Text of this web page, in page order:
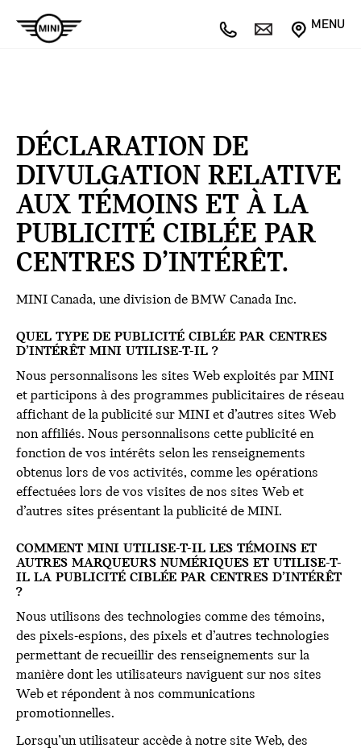
MENU
DÉCLARATION DE
DIVULGATION RELATIVE
AUX TÉMOINS ET À LA
PUBLICITÉ CIBLÉE PAR
CENTRES D’INTÉRÊT.
MINI Canada, une division de BMW Canada Inc.
QUEL TYPE DE PUBLICITÉ CIBLÉE PAR CENTRES
D’INTÉRÊT MINI UTILISE-T-IL ?
Nous personnalisons les sites Web exploités par MINI
et participons à des programmes publicitaires de réseau
affichant de la publicité sur MINI et d’autres sites Web
non affiliés. Nous personnalisons cette publicité en
fonction de vos intérêts selon les renseignements
obtenus lors de vos activités, comme les opérations
effectuées lors de vos visites de nos sites Web et
d’autres sites présentant la publicité de MINI.
COMMENT MINI UTILISE-T-IL LES TÉMOINS ET
AUTRES MARQUEURS NUMÉRIQUES ET UTILISE-T-
IL LA PUBLICITÉ CIBLÉE PAR CENTRES D’INTÉRÊT
?
Nous utilisons des technologies comme des témoins,
des pixels-espions, des pixels et d’autres technologies
permettant de recueillir des renseignements sur la
manière dont les utilisateurs naviguent sur nos sites
Web et répondent à nos communications
promotionnelles.
Lorsqu’un utilisateur accède à notre site Web, des